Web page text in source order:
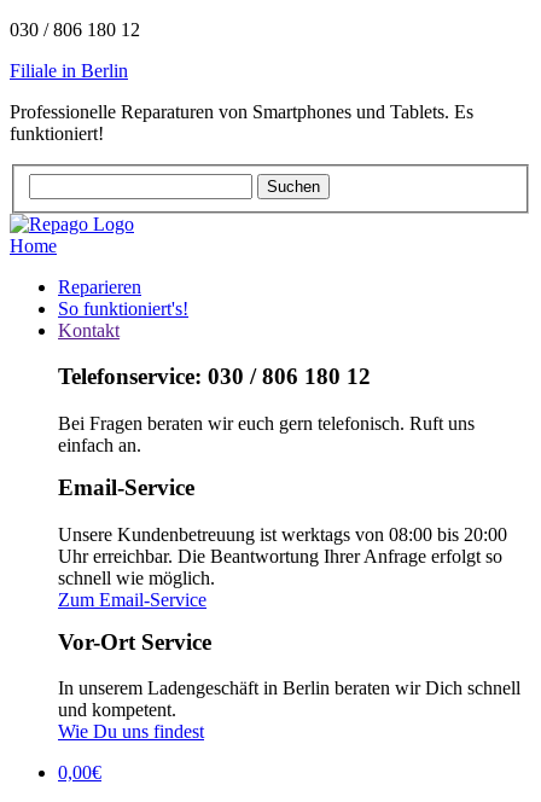
030 / 806 180 12
Filiale in Berlin
Professionelle Reparaturen von Smartphones und Tablets. Es
funktioniert!
Home
Reparieren
So funktioniert's!
Kontakt
Telefonservice: 030 / 806 180 12
Bei Fragen beraten wir euch gern telefonisch. Ruft uns
einfach an.
Email-Service
Unsere Kundenbetreuung ist werktags von 08:00 bis 20:00
Uhr erreichbar. Die Beantwortung Ihrer Anfrage erfolgt so
schnell wie möglich.
Zum Email-Service
Vor-Ort Service
In unserem Ladengeschäft in Berlin beraten wir Dich schnell
und kompetent.
Wie Du uns findest
0,00€